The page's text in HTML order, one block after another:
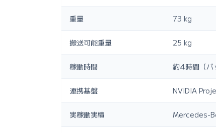
重量 73 kg
搬送可能重量 25 kg
稼働時間 約4時間（バ
連携基盤 NVIDIA
実稼働実績 Mercedes-